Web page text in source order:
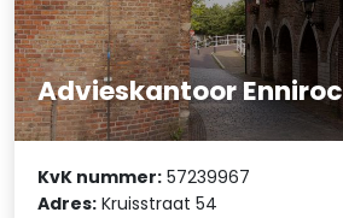
Advieskantoor Enniroc
KvK nummer: 57239967
Adres: Kruisstraat 54